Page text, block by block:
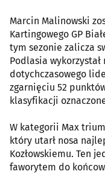
Marcin Malinowski
Kartingowego GP
tym sezonie zalicza
Podlasia
dotychczasowego
zgarnięciu 52
klasyfikacji
W kategorii Max
który utarł nosa
Kozłowskiemu. Ten
faworytem do